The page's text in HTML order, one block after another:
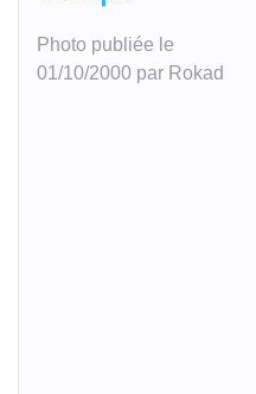
Photo publiée le
01/10/2000 par Rokad